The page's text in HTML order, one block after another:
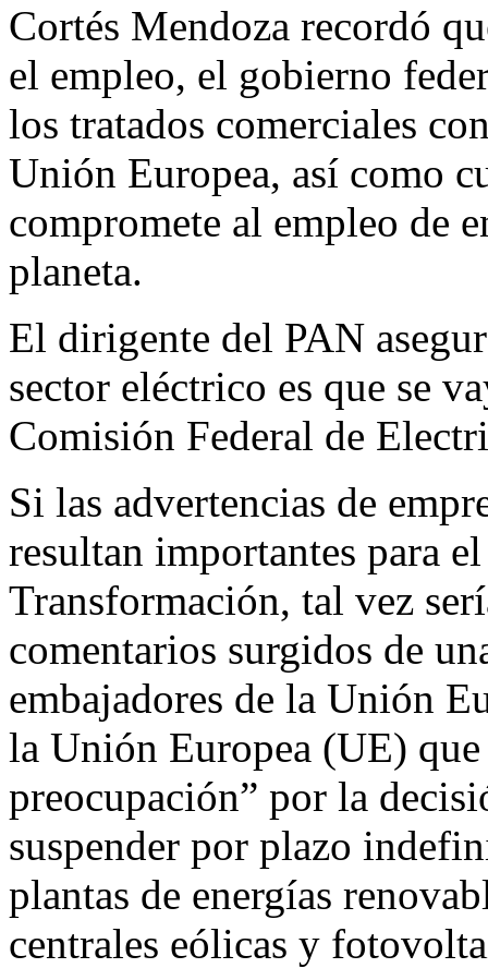
Cortés Mendoza recordó
el empleo, el gobierno
los tratados comerciales
Unión Europea, así como
compromete al empleo de
planeta.
El dirigente del PAN
sector eléctrico es que se
Comisión Federal de
Si las advertencias de
resultan importantes para
Transformación, tal vez
comentarios surgidos de
embajadores de la Unión
la Unión Europea (UE)
preocupación” por la
suspender por plazo
plantas de energías
centrales eólicas y